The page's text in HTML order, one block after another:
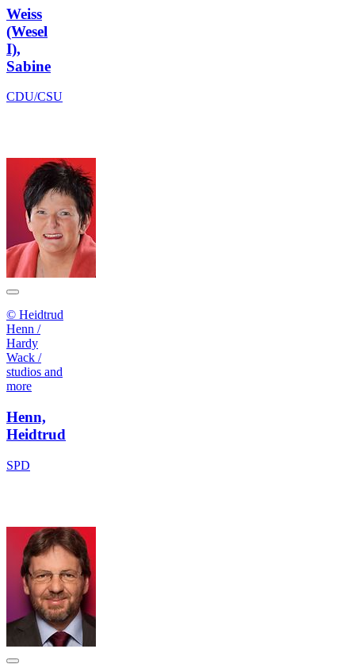
Weiss
(Wesel
I),
Sabine
CDU/CSU
© Heidtrud
Henn /
Hardy
Wack /
studios and
more
Henn,
Heidtrud
SPD